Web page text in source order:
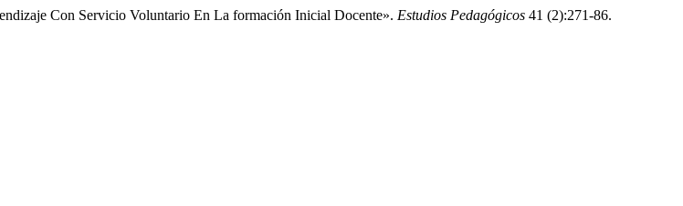
Con Servicio Voluntario En La formación Inicial Docente». Estudios Pedagógicos 41 (2):271-86.